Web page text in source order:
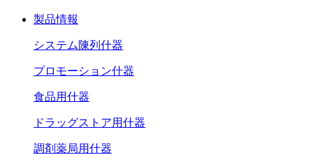
製品情報
システム陳列什器
プロモーション什器
食品用什器
ドラッグストア用什器
調剤薬局用什器